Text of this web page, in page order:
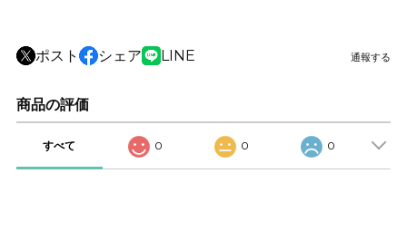
ポスト シェア LINE 通報する
商品の評価
すべて 0 0 0